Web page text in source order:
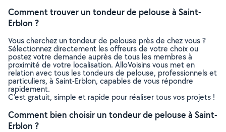
Comment trouver un tondeur de pelouse à Saint-
Erblon ?
Vous cherchez un tondeur de pelouse près de chez vous ?
Sélectionnez directement les offreurs de votre choix ou
postez votre demande auprès de tous les membres à
proximité de votre localisation. AlloVoisins vous met en
relation avec tous les tondeurs de pelouse, professionnels et
particuliers, à Saint-Erblon, capables de vous répondre
rapidement.
C’est gratuit, simple et rapide pour réaliser tous vos projets !
Comment bien choisir un tondeur de pelouse à Saint-
Erblon ?